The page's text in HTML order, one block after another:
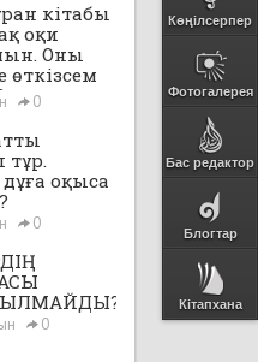
Көңілсерпер
Фотогалерея
Бас редактор
Блогтар
Кітапхана
кітабы
оқи
Оны
өткізсем
0
оқыса
0
0